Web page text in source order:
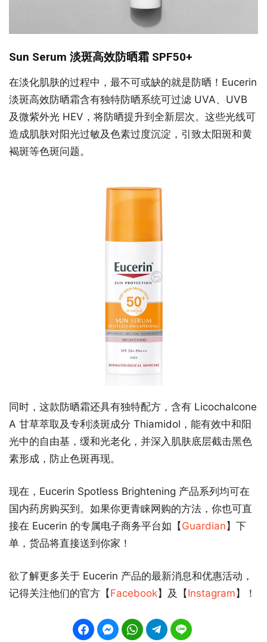
Sun Serum 淡斑高效防晒霜 SPF50+
在淡化肌肤的过程中，最不可或缺的就是防晒！Eucerin
淡斑高效防晒霜含有独特防晒系统可过滤 UVA、UVB
及微紫外光 HEV，将防晒提升到全新层次。这些光线可
造成肌肤对阳光过敏及色素过度沉淀，引致太阳斑和黄
褐斑等色斑问题。
同时，这款防晒霜还具有独特配方，含有 Licochalcone
A 甘草萃取及专利淡斑成分 Thiamidol，能有效中和阳
光中的自由基，缓和光老化，并深入肌肤底层截击黑色
素形成，防止色斑再现。
现在，Eucerin Spotless Brightening 产品系列均可在
国内药房购买到。如果你更青睐网购的方法，你也可直
接在 Eucerin 的专属电子商务平台如【 Guardian 】下
单，货品将直接送到你家！
欲了解更多关于 Eucerin 产品的最新消息和优惠活动，
记得关注他们的官方【 Facebook】及【 Instagram 】！